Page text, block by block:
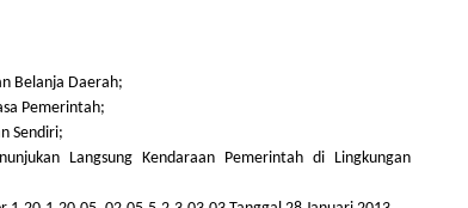
Belanja Daerah;
Pemerintah;
Sendiri;
Langsung Kendaraan Pemerintah di Lingkungan